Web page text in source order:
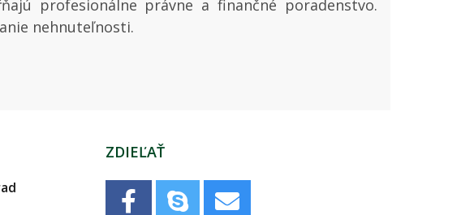
profesionálne právne a finančné poradenstvo.
nehnuteľnosti.
ZDIEĽAŤ